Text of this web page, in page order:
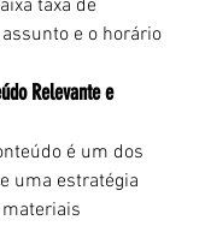
taxa de
e o horário
Relevante e
é um dos
uma estratégia